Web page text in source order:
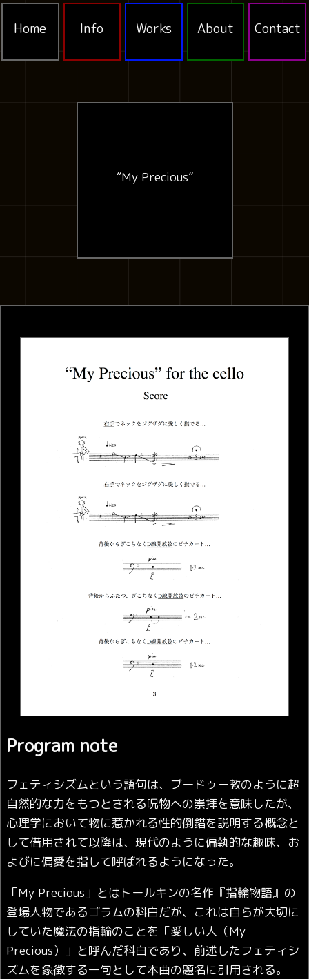
Home Info Works About Contact
“My Precious”
Program note
フェティシズムという語句は、ブードゥー教のように超
自然的な力をもつとされる呪物への崇拝を意味したが、
心理学において物に惹かれる性的倒錯を説明する概念と
して借用されて以降は、現代のように偏執的な趣味、お
よびに偏愛を指して呼ばれるようになった。
「My Precious」とはトールキンの名作『指輪物語』の
登場人物であるゴラムの科白だが、これは自らが大切に
していた魔法の指輪のことを「愛しい人（My
Precious）」と呼んだ科白であり、前述したフェティシ
ズムを象徴する一句として本曲の題名に引用される。